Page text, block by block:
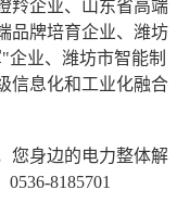
羚企业、山东省高端
品牌培育企业、潍坊
企业、潍坊市智能制
信息化和工业化融合
身边的电力整体解
8185701